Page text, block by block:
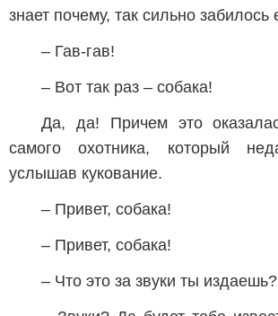
знает почему, так сильно забилось
– Гав-гав!
– Вот так раз – собака!
Да, да! Причем это
самого охотника, который
услышав кукование.
– Привет, собака!
– Привет, собака!
– Что это за звуки ты издаешь?